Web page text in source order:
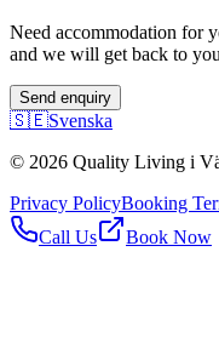
Need accommodation for
and we will get back to
Send enquiry
🇸🇪Svenska
© 2026 Quality Living i
Privacy PolicyBooking
Call Us
Book Now